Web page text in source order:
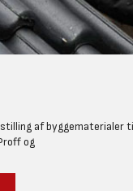
af byggematerialer
og